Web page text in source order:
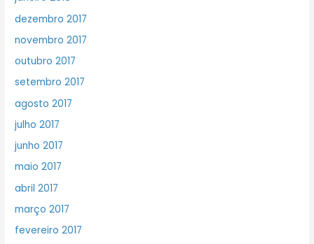
dezembro 2017
novembro 2017
outubro 2017
setembro 2017
agosto 2017
julho 2017
junho 2017
maio 2017
abril 2017
março 2017
fevereiro 2017